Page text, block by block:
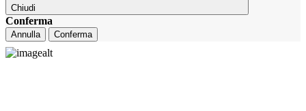
Chiudi
Conferma
Annulla Conferma